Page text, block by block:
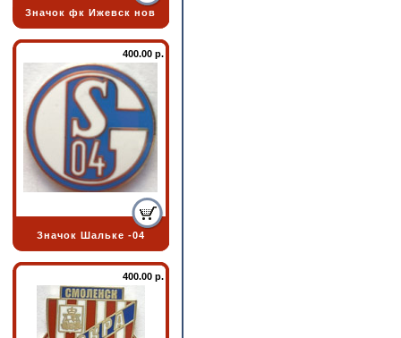
Значок фк Ижевск нов
400.00 р.
Значок Шальке -04
400.00 р.